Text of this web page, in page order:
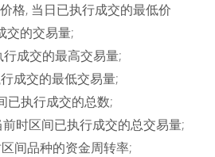
格, 当日已执行成交的最低价
的交易量;
成交的最高交易量;
成交的最低交易量;
已执行成交的总数;
时区间已执行成交的总交易量;
间品种的资金周转率;